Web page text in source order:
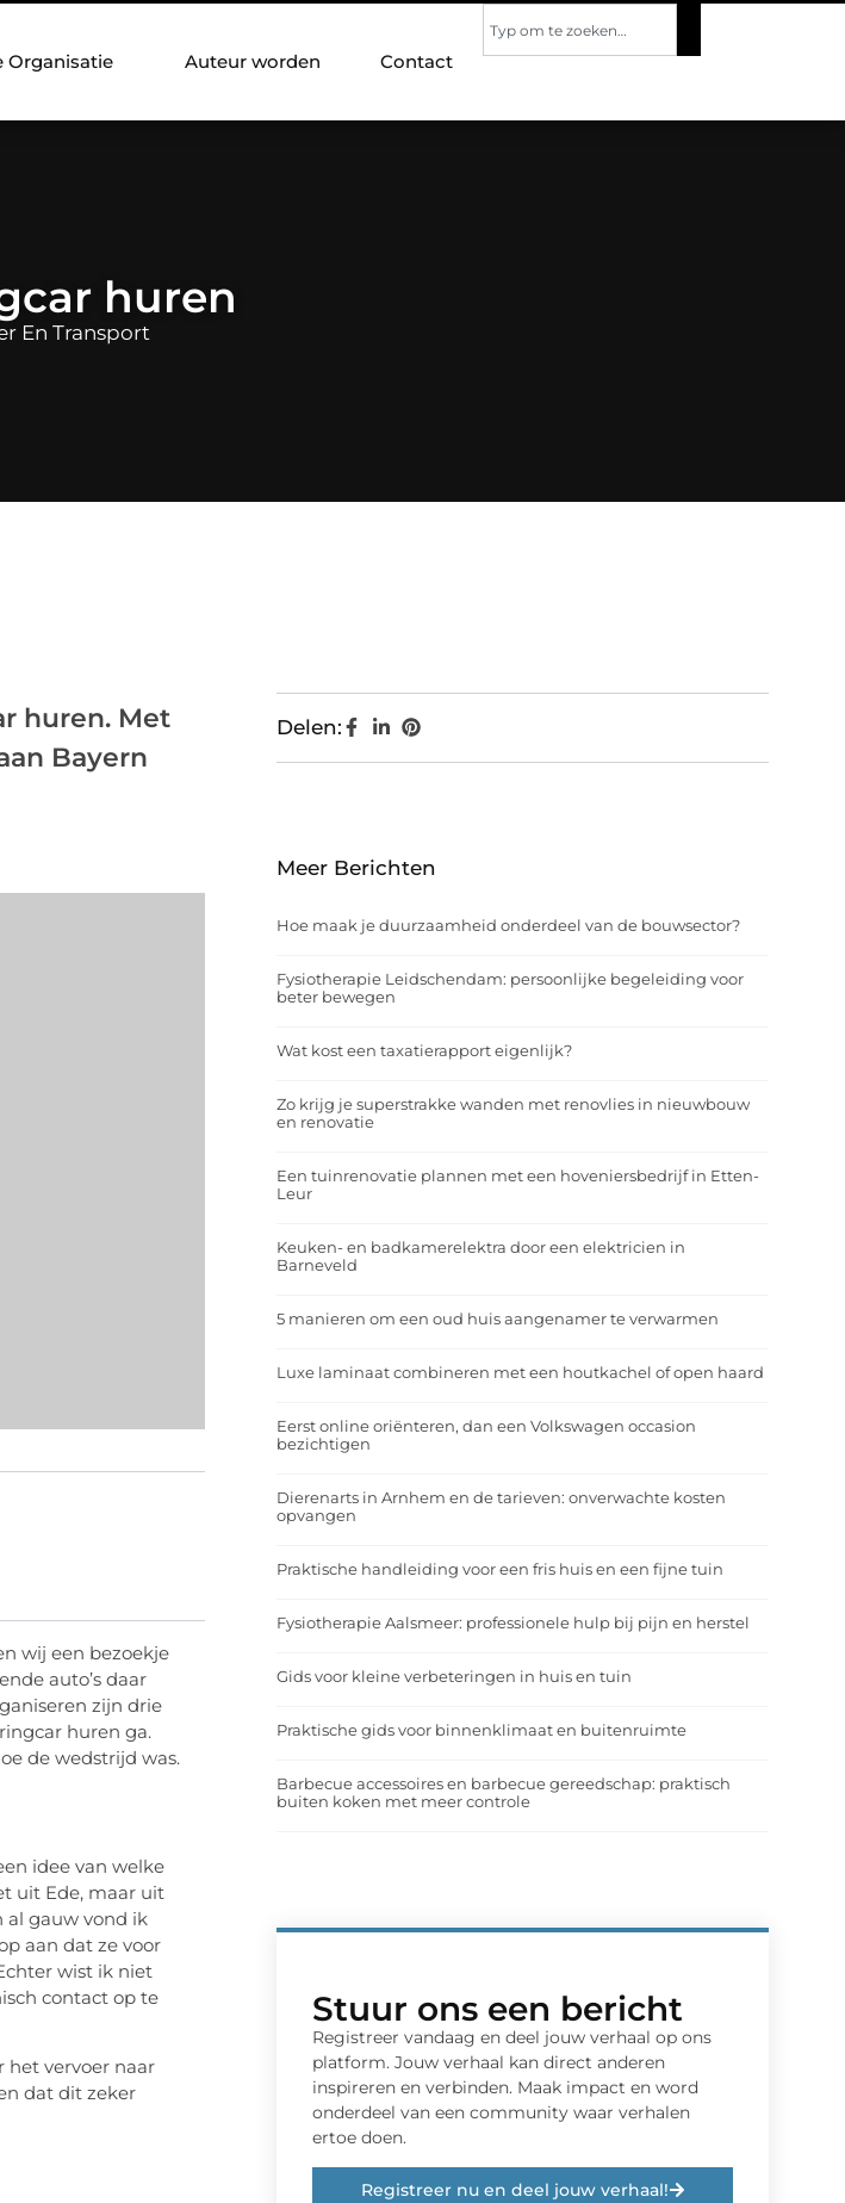
Organisatie Auteur worden Contact
huren
En Transport
huren. Met
Bayern
wij een bezoekje
auto’s daar
zijn drie
huren ga.
de wedstrijd was.
idee van welke
uit Ede, maar uit
al gauw vond ik
aan dat ze voor
wist ik niet
contact op te
het vervoer naar
dat dit zeker
Delen:
Meer Berichten
Hoe maak je duurzaamheid onderdeel van de bouwsector?
Fysiotherapie Leidschendam: persoonlijke begeleiding voor
beter bewegen
Wat kost een taxatierapport eigenlijk?
Zo krijg je superstrakke wanden met renovlies in nieuwbouw
en renovatie
Een tuinrenovatie plannen met een hoveniersbedrijf in Etten-
Leur
Keuken- en badkamerelektra door een elektricien in
Barneveld
5 manieren om een oud huis aangenamer te verwarmen
Luxe laminaat combineren met een houtkachel of open haard
Eerst online oriënteren, dan een Volkswagen occasion
bezichtigen
Dierenarts in Arnhem en de tarieven: onverwachte kosten
opvangen
Praktische handleiding voor een fris huis en een fijne tuin
Fysiotherapie Aalsmeer: professionele hulp bij pijn en herstel
Gids voor kleine verbeteringen in huis en tuin
Praktische gids voor binnenklimaat en buitenruimte
Barbecue accessoires en barbecue gereedschap: praktisch
buiten koken met meer controle
Stuur ons een bericht
Registreer vandaag en deel jouw verhaal op ons
platform. Jouw verhaal kan direct anderen
inspireren en verbinden. Maak impact en word
onderdeel van een community waar verhalen
ertoe doen.
Registreer nu en deel jouw verhaal!